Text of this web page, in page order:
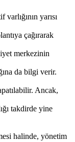
yarısı
çağırarak
merkezinin
da bilgi verir.
Ancak,
takdirde yine
halinde, yönetim